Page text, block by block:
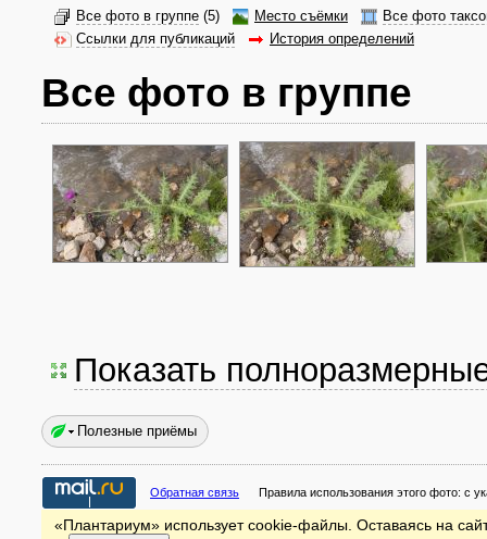
Все фото в группе (5) Место съёмки
Все фото
Ссылки для публикаций
История определений
Все фото в группе
Показать
Полезные приёмы
Обратная связь Правила использования этого фото: с
«Плантариум» использует cookie-файлы. Оставаясь на